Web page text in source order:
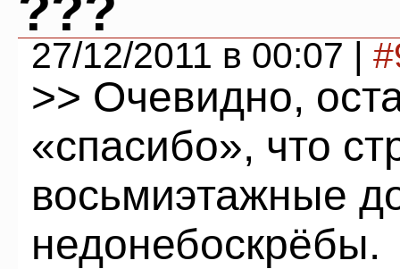
27/12/2011 в 00:07 |
>> Очевидно,
«спасибо», что
восьмиэтажные
недонебоскрёбы.